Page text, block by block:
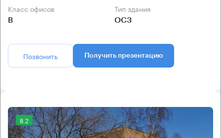
Класс офисов
B
Тип здания
ОСЗ
Позвонить Получить презентацию
8.2